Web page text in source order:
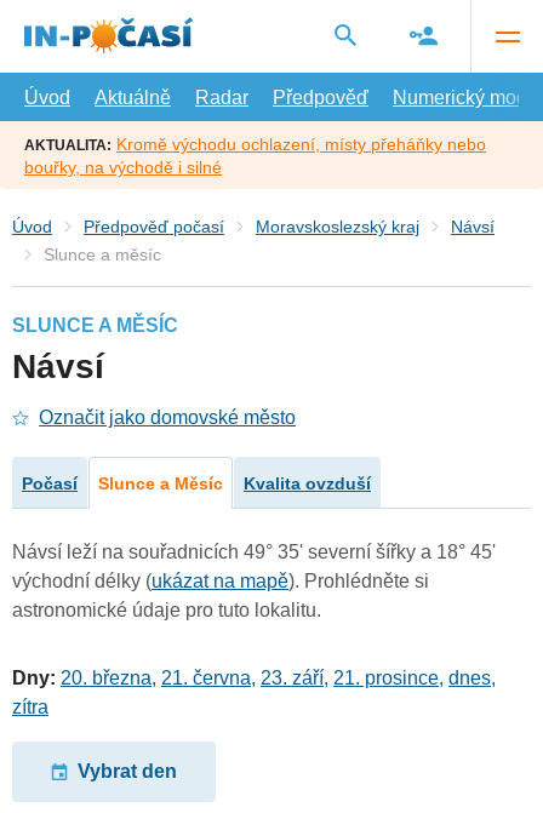
hlavní
Úvod
Aktuálně Radar Předpověď Numerický model
AKTUALITA: Kromě východu ochlazení, místy přeháňky nebo
bouřky, na východě i silné
Úvod Předpověď počasí Moravskoslezský kraj
Návsí
Slunce a měsíc
SLUNCE A MĚSÍC
Návsí
Označit jako domovské město
Počasí Slunce a Měsíc Kvalita ovzduší
Návsí leží na souřadnicích 49° 35' severní šířky a 18° 45'
východní délky (ukázat na mapě). Prohlédněte si
astronomické údaje pro tuto lokalitu.
Dny: 20. března, 21. června, 23. září, 21. prosince, dnes,
zítra
Vybrat den